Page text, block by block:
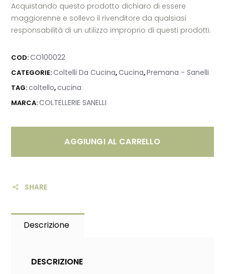
Acquistando questo prodotto dichiaro di essere
maggiorenne e sollevo il rivenditore da qualsiasi
responsabilità di un utilizzo improprio di questi prodotti.
COD:CO100022
CATEGORIE:Coltelli Da Cucina,Cucina,Premana - Sanelli
TAG:coltello,cucina
MARCA:COLTELLERIE SANELLI
AGGIUNGI AL CARRELLO
SHARE
Descrizione
DESCRIZIONE